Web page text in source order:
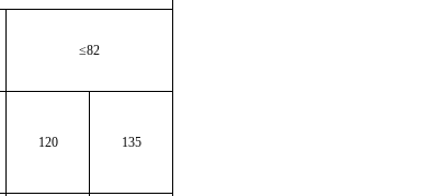
≤82
120 135